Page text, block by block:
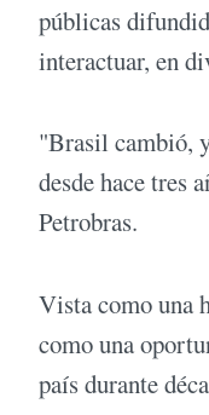
públicas
interactuar, en
"Brasil cambió,
desde hace tres
Petrobras.
Vista como una
como una
país durante